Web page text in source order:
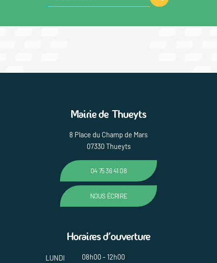
Mairie de Thueyts
8 Place du Champ de Mars
07330 Thueyts
04 75 36 41 08
NOUS ÉCRIRE
Horaires d'ouverture
LUNDI
08h00 - 12h00